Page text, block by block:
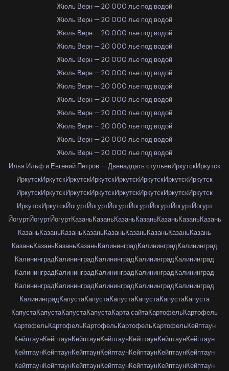
Жюль Верн — 20 000 лье под водой
Жюль Верн — 20 000 лье под водой
Жюль Верн — 20 000 лье под водой
Жюль Верн — 20 000 лье под водой
Жюль Верн — 20 000 лье под водой
Жюль Верн — 20 000 лье под водой
Жюль Верн — 20 000 лье под водой
Жюль Верн — 20 000 лье под водой
Жюль Верн — 20 000 лье под водой
Жюль Верн — 20 000 лье под водой
Жюль Верн — 20 000 лье под водой
Жюль Верн — 20 000 лье под водой
Илья Ильф и Евгений Петров — Двенадцать стульевИркутскИркутск
ИркутскИркутскИркутскИркутскИркутскИркутскИркутскИркутск
ИркутскИркутскИркутскИркутскИркутскИркутскИркутскИркутск
ИркутскИркутскЙогуртЙогуртЙогуртЙогуртЙогуртЙогуртЙогурт
ЙогуртЙогуртЙогуртКазаньКазаньКазаньКазаньКазаньКазаньКазань
КазаньКазаньКазаньКазаньКазаньКазаньКазаньКазаньКазань
КазаньКазаньКазаньКазаньКалининградКалининградКалининград
КалининградКалининградКалининградКалининградКалининград
КалининградКалининградКалининградКалининградКалининград
КалининградКалининградКалининградКалининградКалининград
КалининградКапустаКапустаКапустаКапустаКапустаКапуста
КапустаКапустаКапустаКапустаКарта сайтаКартофельКартофель
КартофельКартофельКартофельКартофельКартофельКейптаун
КейптаунКейптаунКейптаунКейптаунКейптаунКейптаунКейптаун
КейптаунКейптаунКейптаунКейптаунКейптаунКейптаунКейптаун
КейптаунКейптаунКейптаунКейптаунКейптаунКейптаунКейптаун